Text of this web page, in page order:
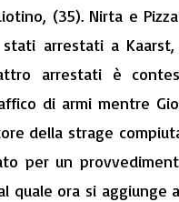
(35). Nirta e
arrestati a
arrestati è
di armi mentre
della strage
per un
quale ora si aggiunge